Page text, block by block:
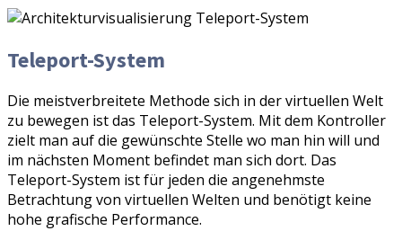
Teleport-System
Die meistverbreitete Methode sich in der virtuellen Welt
zu bewegen ist das Teleport-System. Mit dem Kontroller
zielt man auf die gewünschte Stelle wo man hin will und
im nächsten Moment befindet man sich dort. Das
Teleport-System ist für jeden die angenehmste
Betrachtung von virtuellen Welten und benötigt keine
hohe grafische Performance.